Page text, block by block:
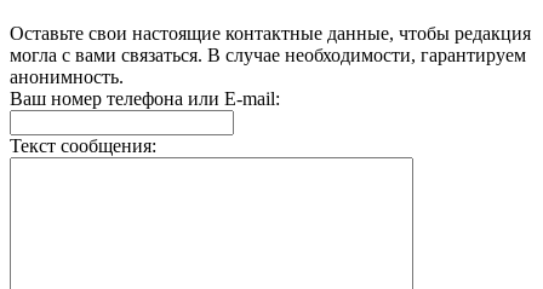
Оставьте свои настоящие контактные данные, чтобы редакция
могла с вами связаться. В случае необходимости, гарантируем
анонимность.
Ваш номер телефона или E-mail:
Текст сообщения: